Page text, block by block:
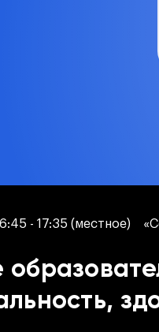
- 17:35 (местное)